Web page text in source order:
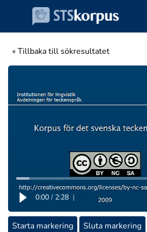
« Tillbaka till sökresultatet
0:00 / 2:28 |
Starta markering Sluta markering